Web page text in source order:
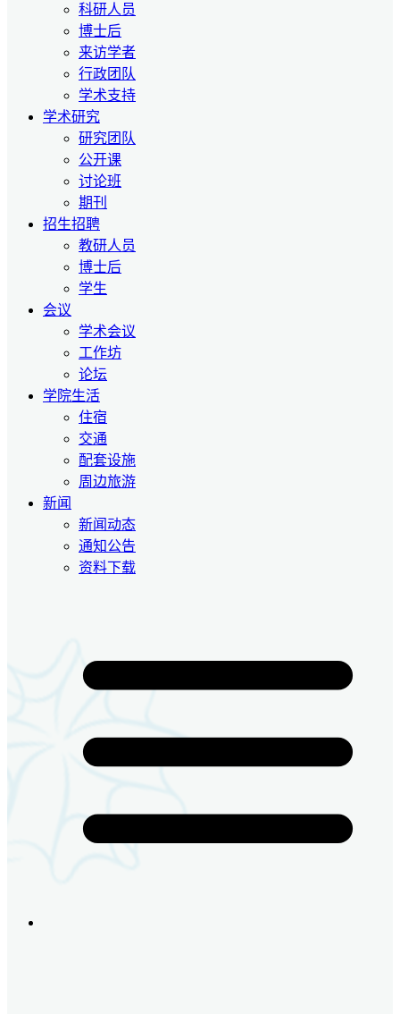
科研人员
博士后
来访学者
行政团队
学术支持
学术研究
研究团队
公开课
讨论班
期刊
招生招聘
教研人员
博士后
学生
会议
学术会议
工作坊
论坛
学院生活
住宿
交通
配套设施
周边旅游
新闻
新闻动态
通知公告
资料下载